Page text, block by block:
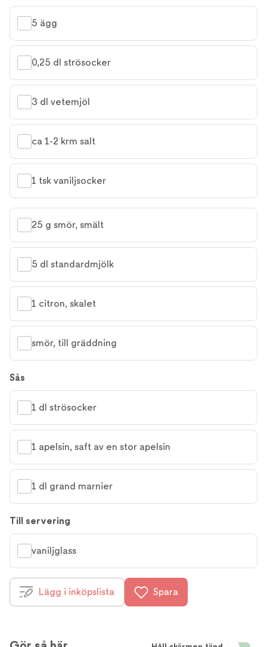
5 ägg
0,25 dl strösocker
3 dl vetemjöl
ca 1-2 krm salt
1 tsk vaniljsocker
25 g smör, smält
5 dl standardmjölk
1 citron, skalet
smör, till gräddning
Sås
1 dl strösocker
1 apelsin, saft av en stor apelsin
1 dl grand marnier
Till servering
vaniljglass
Lägg i inköpslista Spara